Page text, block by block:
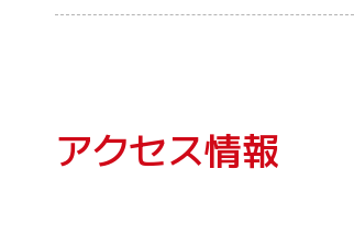
アクセス情報